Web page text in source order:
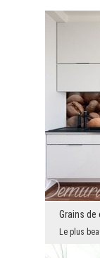
Grains de